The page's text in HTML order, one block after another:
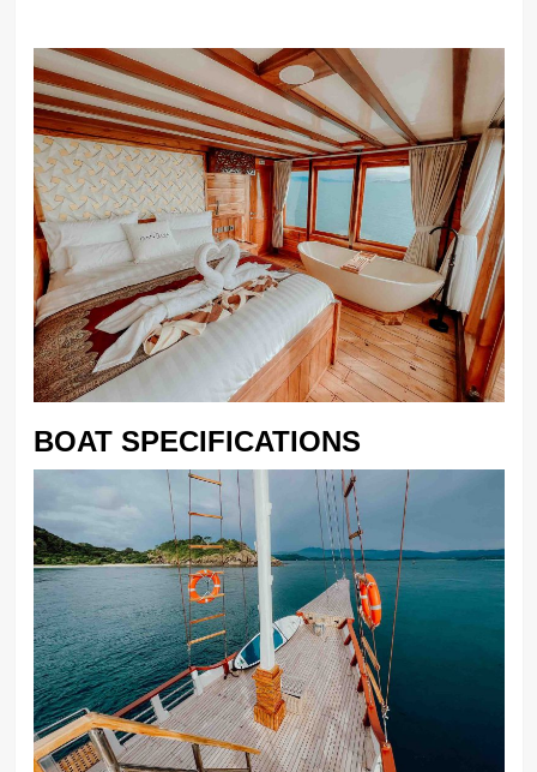
BOAT SPECIFICATIONS